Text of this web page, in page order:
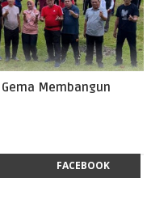
Membangun
FACEBOOK